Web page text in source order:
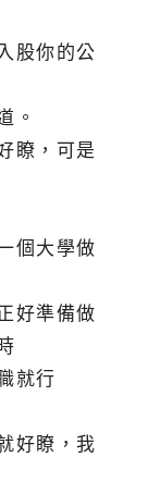
股你的公
。
瞭，可是
個大學做
好準備做
就行
好瞭，我